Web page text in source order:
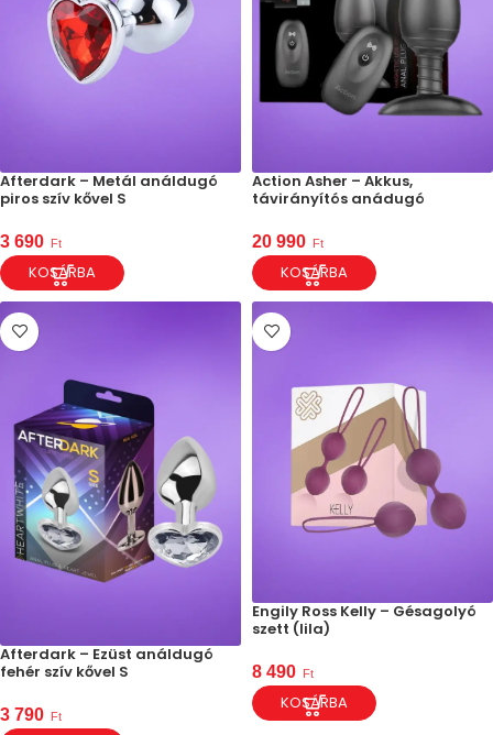
Afterdark – Metál análdugó
piros szív kővel S
3 690 Ft
KOSÁRBA
Action Asher – Akkus,
távirányítós anádugó
20 990 Ft
KOSÁRBA
Afterdark – Ezüst análdugó
fehér szív kővel S
3 790 Ft
Engily Ross Kelly – Gésagolyó
szett (lila)
8 490 Ft
KOSÁRBA